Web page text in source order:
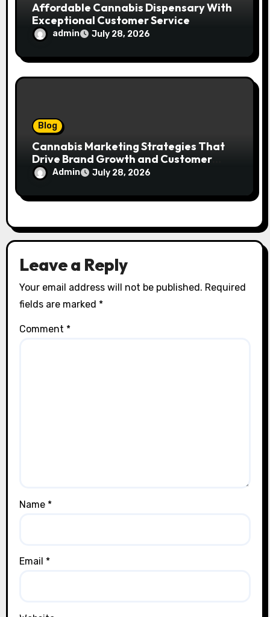
Affordable Cannabis Dispensary With
Exceptional Customer Service
admin July 28, 2026
Blog
Cannabis Marketing Strategies That
Drive Brand Growth and Customer
TrustAdmin July 28, 2026
Leave a Reply
Your email address will not be published. Required
fields are marked *
Comment *
Name *
Email *